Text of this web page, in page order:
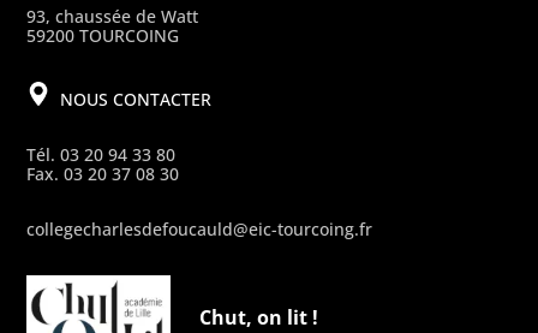
93, chaussée de Watt
59200 TOURCOING
NOUS CONTACTER
Tél. 03 20 94 33 80
Fax. 03 20 37 08 30
collegecharlesdefoucauld@eic-tourcoing.fr
Chut, on lit !